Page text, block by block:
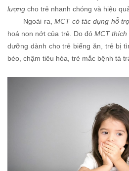
lượng cho trẻ nhanh chóng và hiệu
Ngoài ra,MCT có tác dụng hỗ
hoá non nớt của trẻ. Do đó MCT thích
dưỡng dành cho trẻ biếng ăn, trẻ bị
béo, chậm tiêu hóa, trẻ mắc bệnh tá